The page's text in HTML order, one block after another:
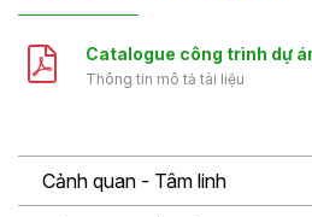
Catalogue công trình dự
Thông tin mô tả tài liệu
Cảnh quan - Tâm linh